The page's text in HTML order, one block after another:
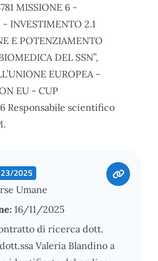
MISSIONE 6 -
INVESTIMENTO 2.1
E POTENZIAMENTO
DEL SSN”,
EUROPEA -
EU - CUP
Responsabile scientifico
2025
Umane
16/11/2025
di ricerca dott.
Valeria Blandino a